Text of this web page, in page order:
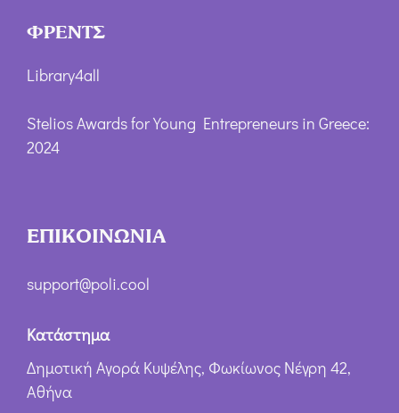
ΦΡΕΝΤΣ
Library4all
Stelios Awards for Young Entrepreneurs in Greece:
2024
ΕΠΙΚΟΙΝΩΝΙΑ
support@poli.cool
Κατάστημα
Δημοτική Αγορά Κυψέλης, Φωκίωνος Νέγρη 42,
Αθήνα